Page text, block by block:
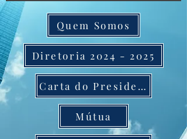
Quem Somos
Diretoria 2024 - 2025
Carta do Presidente
Mútua